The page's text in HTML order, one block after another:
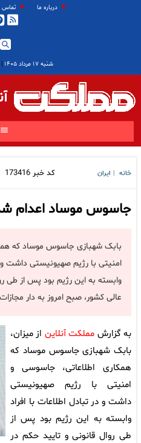
درباره ما تماس
شنبه ۱۷ مرداد ۱۴۰۵ |
خانه ایران کد خبر 173416
جاسوس موساد اعدام
بابک شهبازی جاسوس موساد که
امنیتی با رژیم صهیونیستی داشت و
وابسته به این رژیم بود پس از طی
عالی کشور، صبح امروز به دار
به گزارش مملکت آنلاین از میزان،
بابک شهبازی جاسوس موساد که
همکاری اطلاعاتی، جاسوسی و
امنیتی با رژیم صهیونیستی
داشت و در تبادل اطلاعات با افراد
وابسته به این رژیم بود پس از
طی روال قانونی و تایید حکم در